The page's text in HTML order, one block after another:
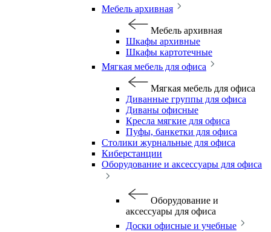
Мебель архивная
Мебель архивная
Шкафы архивные
Шкафы картотечные
Мягкая мебель для офиса
Мягкая мебель для офиса
Диванные группы для офиса
Диваны офисные
Кресла мягкие для офиса
Пуфы, банкетки для офиса
Столики журнальные для офиса
Киберстанции
Оборудование и аксессуары для офиса
Оборудование и
аксессуары для офиса
Доски офисные и учебные